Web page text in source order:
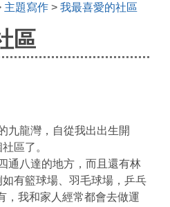
主題寫作 > 我最喜愛的社區
區
九龍灣，自從我出出生開
區了。
通八達的地方，而且還有林
有籃球場、羽毛球場，乒乓
我和家人經常都會去做運